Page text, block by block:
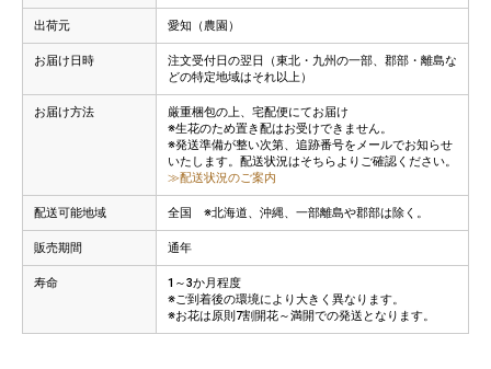
出荷元 愛知（農園）
お届け日時
注文受付日の翌日（東北・九州の一部、郡部・離島な
どの特定地域はそれ以上）
お届け方法
厳重梱包の上、宅配便にてお届け
※生花のため置き配はお受けできません。
※発送準備が整い次第、追跡番号をメールでお知らせ
いたします。配送状況はそちらよりご確認ください。
≫配送状況のご案内
配送可能地域 全国 ※北海道、沖縄、一部離島や郡部は除く。
販売期間 通年
寿命
1～3か月程度
※ご到着後の環境により大きく異なります。
※お花は原則7割開花～満開での発送となります。